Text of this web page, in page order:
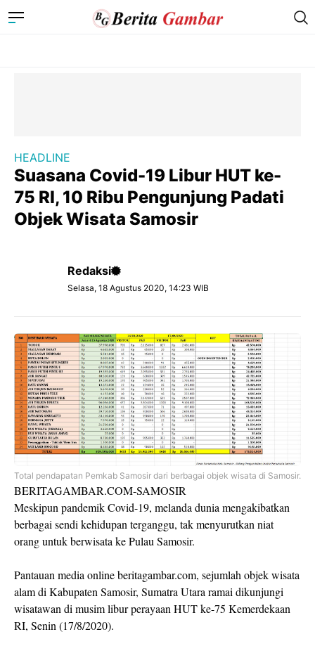
HEADLINE
Suasana Covid-19 Libur HUT ke-
75 RI, 10 Ribu Pengunjung Padati
Objek Wisata Samosir
Redaksi
Selasa, 18 Agustus 2020, 14:23 WIB
Total pendapatan Pemkab Samosir dari berbagai objek wisata di Samosir.
BERITAGAMBAR.COM-SAMOSIR
Meskipun pandemik Covid-19, melanda dunia mengakibatkan
berbagai sendi kehidupan terganggu, tak menyurutkan niat
orang untuk berwisata ke Pulau Samosir.
Pantauan media online beritagambar.com, sejumlah objek wisata
alam di Kabupaten Samosir, Sumatra Utara ramai dikunjungi
wisatawan di musim libur perayaan HUT ke-75 Kemerdekaan
RI, Senin (17/8/2020).